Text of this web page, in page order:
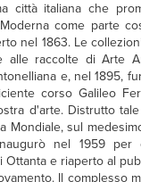
città italiana che
come parte
nel 1863. Le
alle raccolte di Arte
e, nel 1895,
corso Galileo
d'arte. Distrutto
Mondiale, sul
nel 1959 per
Ottanta e riaperto al
Il complesso